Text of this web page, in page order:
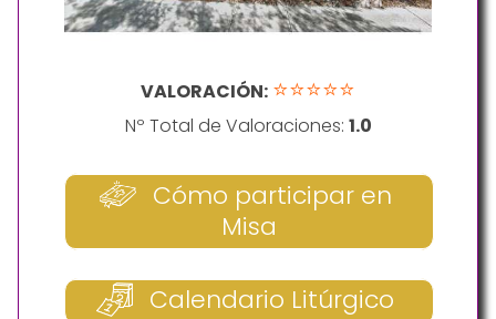
VALORACIÓN: ⭐⭐⭐⭐⭐
Nº Total de Valoraciones: 1.0
Cómo participar en
Misa
Calendario Litúrgico